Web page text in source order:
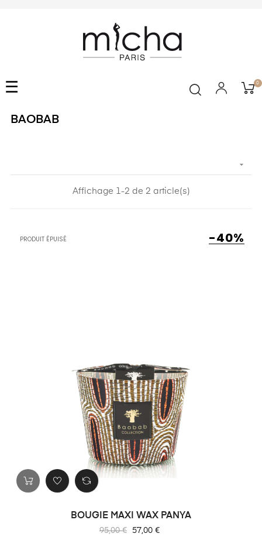
Basculer
navigation
☰ 0
BAOBAB

Affichage 1-2 de 2 article(s)
PRODUIT ÉPUISÉ
BOUGIE MAXI WAX PANYA
Prix
95,00 €
-40%
Prix
57,00 €